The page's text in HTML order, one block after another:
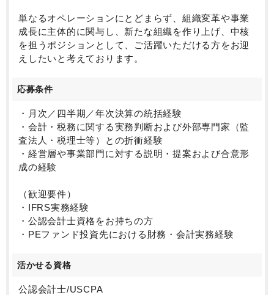
単なるオペレーションにとどまらず、組織変革や事業
成長に主体的に関与し、新たな組織を作り上げ、中核
を担うポジションとして、ご活躍いただける方をお迎
えしたいと考えております。
応募条件
・月次／四半期／年次決算の統括経験
・会計・税務に関する実務判断および外部専門家（監
査法人・税理士等）との折衝経験
・経営層や事業部門に対する説明・提案および合意形
成の経験
（歓迎要件）
・IFRS実務経験
・公認会計士資格をお持ちの方
・PEファンド投資先における財務・会計実務経験
活かせる資格
公認会計士/USCPA